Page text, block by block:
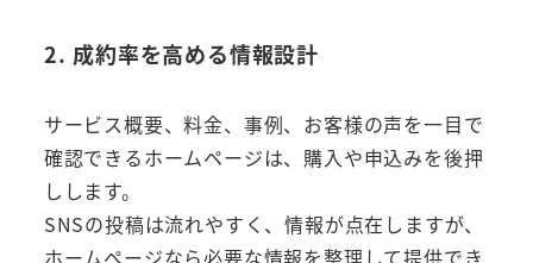
2. 成約率を高める情報設計
サービス概要、料金、事例、お客様の声を一目で
確認できるホームページは、購入や申込みを後押
しします。
SNSの投稿は流れやすく、情報が点在しますが、
ホームページなら必要な情報を整理して提供でき